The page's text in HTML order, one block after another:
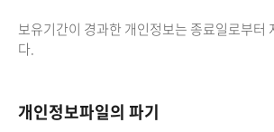
보유기간이 경과한 개인정보는 종료일로부터
다.
개인정보파일의 파기